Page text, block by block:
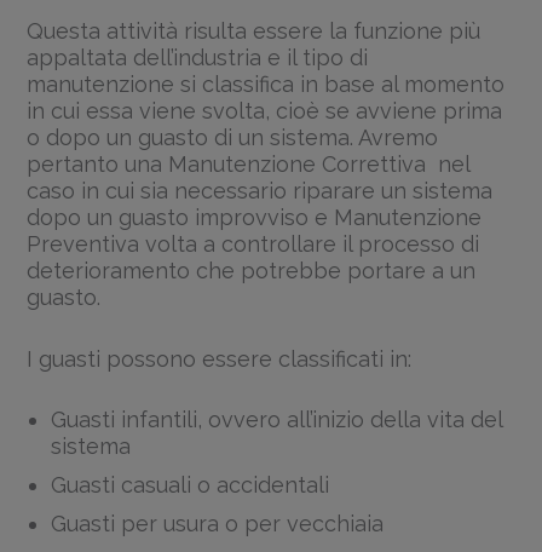
Questa attività risulta essere la funzione più
appaltata dell’industria e il tipo di
manutenzione si classifica in base al momento
in cui essa viene svolta, cioè se avviene prima
o dopo un guasto di un sistema. Avremo
pertanto una Manutenzione Correttiva nel
caso in cui sia necessario riparare un sistema
dopo un guasto improvviso e Manutenzione
Preventiva volta a controllare il processo di
deterioramento che potrebbe portare a un
guasto.
I guasti possono essere classificati in:
Guasti infantili, ovvero all’inizio della vita del
sistema
Guasti casuali o accidentali
Guasti per usura o per vecchiaia